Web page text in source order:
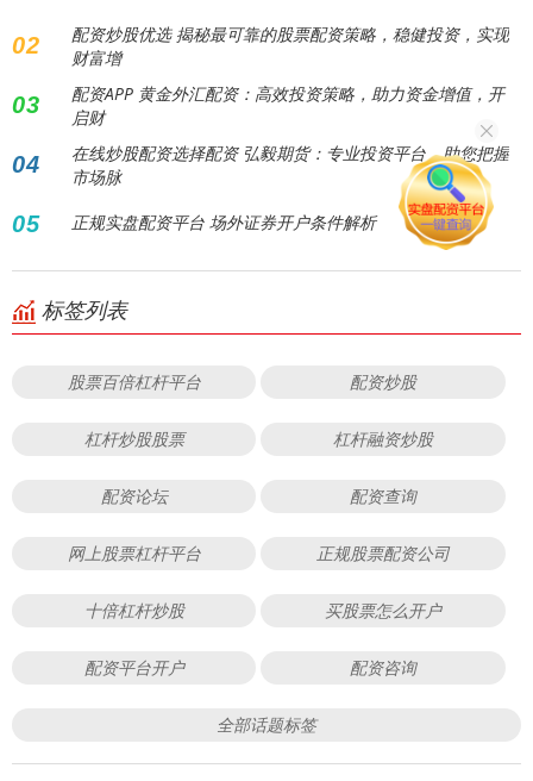
02
配资炒股优选 揭秘最可靠的股票配资策略，稳健投资，实现
财富增
03
配资APP 黄金外汇配资：高效投资策略，助力资金增值，开
启财
04
在线炒股配资选择配资 弘毅期货：专业投资平台，助您把握
市场脉
05 正规实盘配资平台 场外证券开户条件解析
标签列表
股票百倍杠杆平台 配资炒股
杠杆炒股股票 杠杆融资炒股
配资论坛 配资查询
网上股票杠杆平台 正规股票配资公司
十倍杠杆炒股 买股票怎么开户
配资平台开户 配资咨询
全部话题标签